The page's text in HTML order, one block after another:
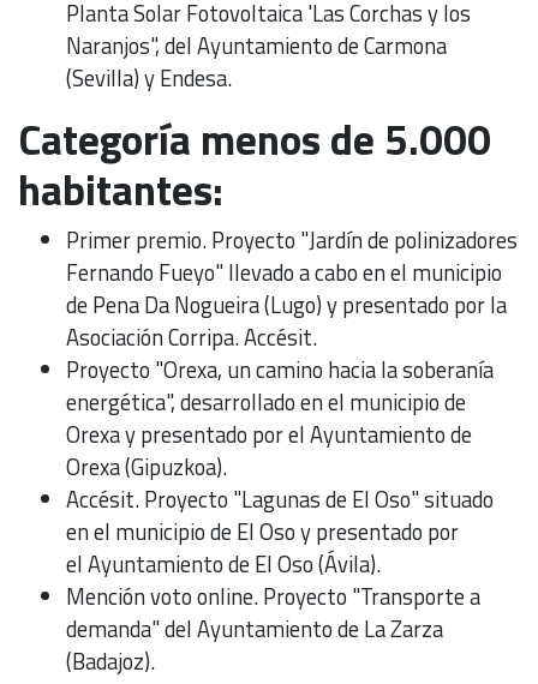
Planta Solar Fotovoltaica 'Las Corchas y los
Naranjos", del Ayuntamiento de Carmona
(Sevilla) y Endesa.
Categoría menos de 5.000
habitantes:
Primer premio. Proyecto "Jardín de polinizadores
Fernando Fueyo" llevado a cabo en el municipio
de Pena Da Nogueira (Lugo) y presentado por la
Asociación Corripa. Accésit.
Proyecto "Orexa, un camino hacia la soberanía
energética", desarrollado en el municipio de
Orexa y presentado por el Ayuntamiento de
Orexa (Gipuzkoa).
Accésit. Proyecto "Lagunas de El Oso" situado
en el municipio de El Oso y presentado por
el Ayuntamiento de El Oso (Ávila).
Mención voto online. Proyecto "Transporte a
demanda" del Ayuntamiento de La Zarza
(Badajoz).